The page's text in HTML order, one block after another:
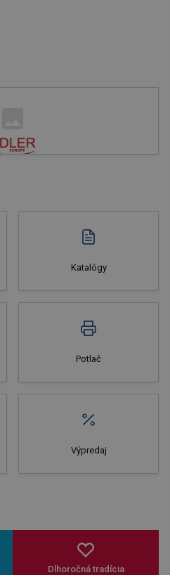
Katalógy
Potlač
Výpredaj
Dlhoročná tradícia